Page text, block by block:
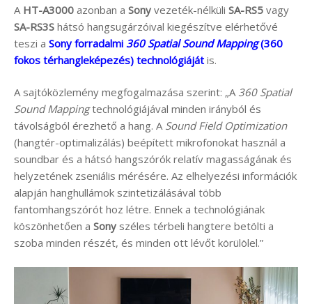
A HT-A3000 azonban a Sony vezeték-nélküli SA-RS5 vagy
SA-RS3S hátsó hangsugárzóival kiegészítve elérhetővé
teszi a Sony forradalmi 360 Spatial Sound Mapping(360
fokos térhangleképezés) technológiáját is.
A sajtóközlemény megfogalmazása szerint: „A 360 Spatial
Sound Mappingtechnológiájával minden irányból és
távolságból érezhető a hang. A Sound Field Optimization
(hangtér-optimalizálás) beépített mikrofonokat használ a
soundbar és a hátsó hangszórók relatív magasságának és
helyzetének zseniális mérésére. Az elhelyezési információk
alapján hanghullámok szintetizálásával több
fantomhangszórót hoz létre. Ennek a technológiának
köszönhetően a Sony széles térbeli hangtere betölti a
szoba minden részét, és minden ott lévőt körülölel.”